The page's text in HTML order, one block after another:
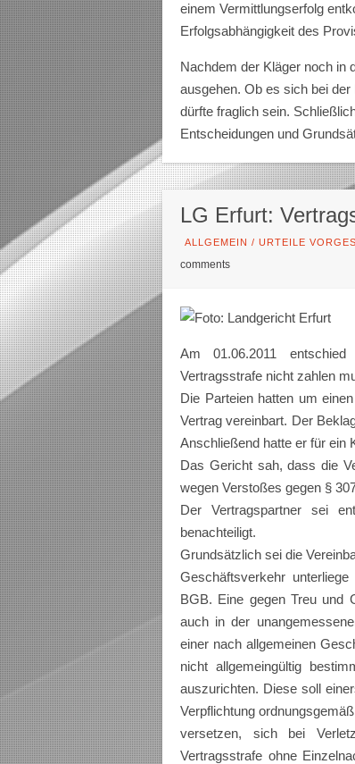
einem Vermittlungserfolg
Erfolgsabhängigkeit des
Nachdem der Kläger noch in
ausgehen. Ob es sich bei
dürfte fraglich sein.
Entscheidungen und
LG Erfurt:
ALLGEMEIN / URTEILE
comments
Am 01.06.2011
Vertragsstrafe nicht zahlen
Die Parteien hatten um
Vertrag vereinbart. Der
Anschließend hatte er für ein
Das Gericht sah, dass die
wegen Verstoßes gegen §
Der Vertragspartner sei
benachteiligt.
Grundsätzlich sei die
Geschäftsverkehr
BGB. Eine gegen Treu und
auch in der
einer nach allgemeinen
nicht allgemeingültig
auszurichten. Diese soll
Verpflichtung
versetzen, sich bei
Vertragsstrafe ohne